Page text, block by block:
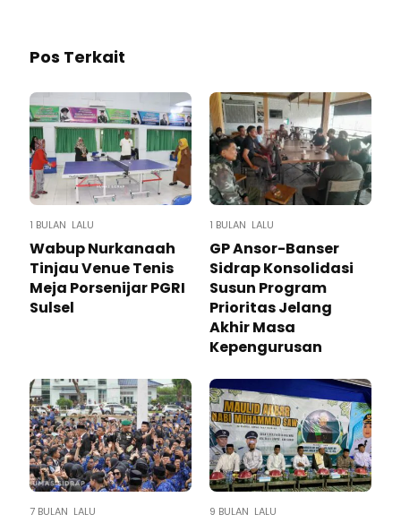
Pos Terkait
1 BULAN LALU
Wabup Nurkanaah
Tinjau Venue Tenis
Meja Porsenijar PGRI
Sulsel
1 BULAN LALU
GP Ansor-Banser
Sidrap Konsolidasi
Susun Program
Prioritas Jelang
Akhir Masa
Kepengurusan
7 BULAN LALU 9 BULAN LALU